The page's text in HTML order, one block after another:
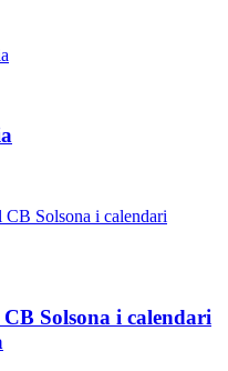
Solsona i calendari